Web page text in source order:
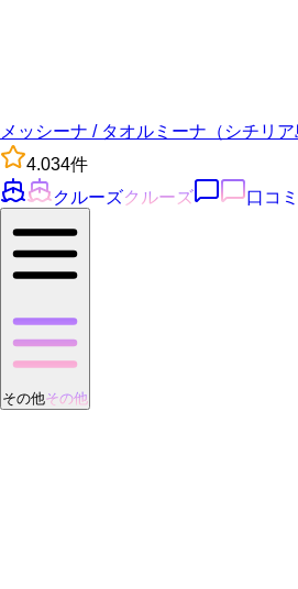
メッシーナ / タオルミーナ（シチリア
4.034件
クルーズクルーズ 口コミ
その他その他